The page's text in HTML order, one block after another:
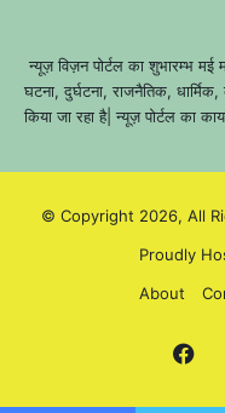
न्यूज़ विज़न पोर्टल का शुभारम्भ
घटना, दुर्घटना, राजनैतिक,
किया जा रहा है| न्यूज़ पोर्टल का
© Copyright 2026, All
Proudly
About